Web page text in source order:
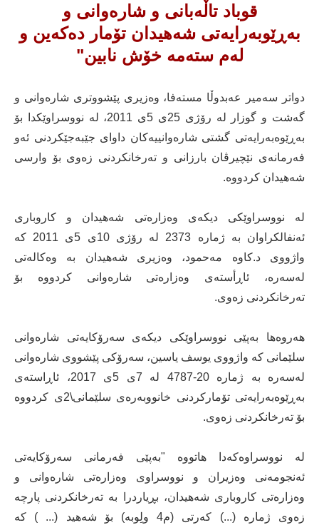
قوباد تاڵەبانی و شارەوانی و
بەڕێوبەرایەتی شەهیدان تۆمار دەکەین و
لەم ستەمە خۆش نابین"
دواتر سەمیر عەبدوڵا مستەفا، وەزیری پێشووتری شارەوانی و
گەشت و گوزار لە رۆژی 25ی 5ی 2011، لە نووسراوێكدا بۆ
بەڕێوەبەرایەتی گشتی شارەوانییەكان داوای جێبەجێكردنی ئەو
فەرمانەی نێچیرڤان بارزانی و تەرخانكردنی زەوی بۆ وارسی
شەهیدان كردووە.
لە نووسراوێكی دیكەی وەزارەتی شەهیدان و كاروباری
ئەنفالكراوان بە ژمارە 2373 لە رۆژی 10ی 5ی 2011 كە
واژووی د.كاوە مەحمود، وەزیری شەهیدان بە وەكالەتی
لەسەرە، ئاڕأستەی وەزارەتی شارەوانی كردووە بۆ
تەرخانكردنی زەوی.
هەروەها بەپێی نووسراوێكی دیكەی سەرۆكایەتی شارەوانی
سلێمانی كە واژووی یوسف یاسین، سەرۆكی پێشووی شارەوانی
لەسەرە بە ژمارە 20-4787 لە 7ی 5ی 2017، ئاڕاستەی
بەڕێوەبەرایەتی تۆماركردنی خانووبەرەی سلێمانی\2ی كردووە
بۆ تەرخانكردنی زەوی.
لە نووسراوەكەدا هاتووە "بەپێی فەرمانی سەرۆكایەتی
ئەنجومەنی وەزیران و نووسراوی وەزارەتی شارەوانی و
وەزارەتی كاروباری شەهیدان، بڕیاردرا بە تەرخانكردنی پارچە
زەوی ژمارە (...) كەرتی (م4 ولِوبە) بۆ شەهید (... ) كە